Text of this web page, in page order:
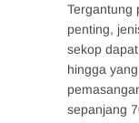
Tergantung
penting,
sekop
hingga
sepanjang